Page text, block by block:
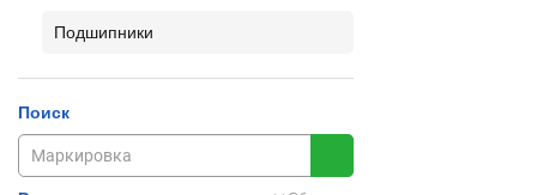
Подшипники
Поиск